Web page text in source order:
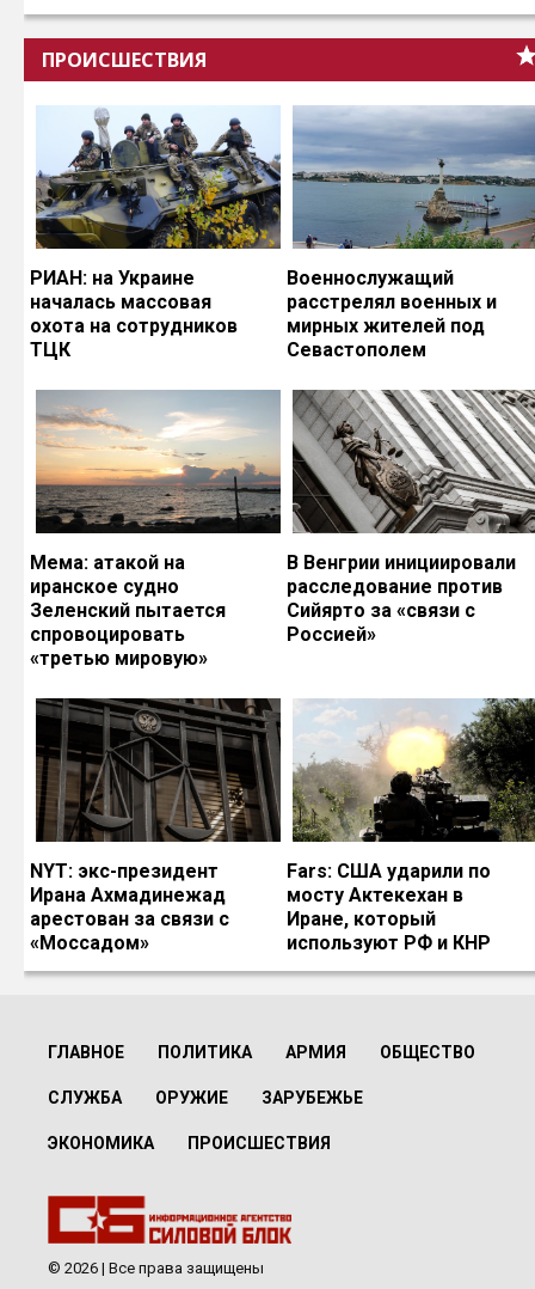
ПРОИСШЕСТВИЯ
РИАН: на Украине
началась массовая
охота на сотрудников
ТЦК
Военнослужащий
расстрелял военных и
мирных жителей под
Севастополем
Мема: атакой на
иранское судно
Зеленский пытается
спровоцировать
«третью мировую»
В Венгрии инициировали
расследование против
Сийярто за «связи с
Россией»
NYT: экс-президент
Ирана Ахмадинежад
арестован за связи с
«Моссадом»
Fars: США ударили по
мосту Актекехан в
Иране, который
используют РФ и КНР
ГЛАВНОЕ ПОЛИТИКА АРМИЯ ОБЩЕСТВО
СЛУЖБА ОРУЖИЕ ЗАРУБЕЖЬЕ
ЭКОНОМИКА ПРОИСШЕСТВИЯ
© 2026 | Все права защищены